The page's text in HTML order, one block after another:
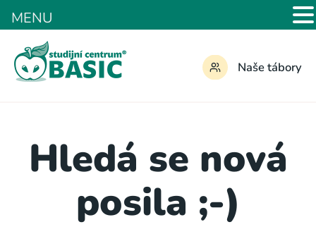
Naše tábory
Hledá se nová
posila ;-)
MENU